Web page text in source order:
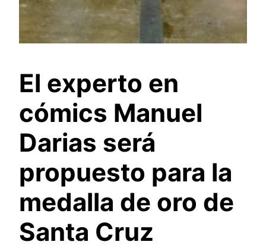
El experto en
cómics Manuel
Darias será
propuesto para la
medalla de oro de
Santa Cruz